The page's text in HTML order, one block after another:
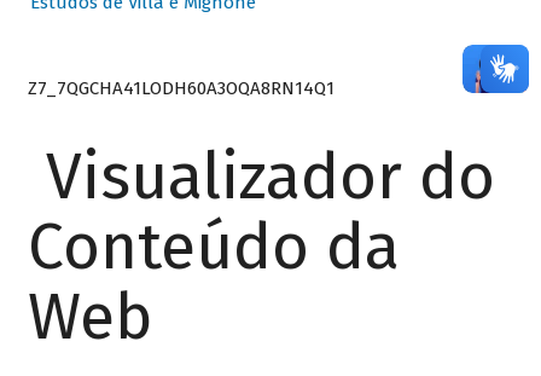
Z7_7QGCHA41LODH60A3OQA8RN14Q1
Visualizador do
Conteúdo da
Web